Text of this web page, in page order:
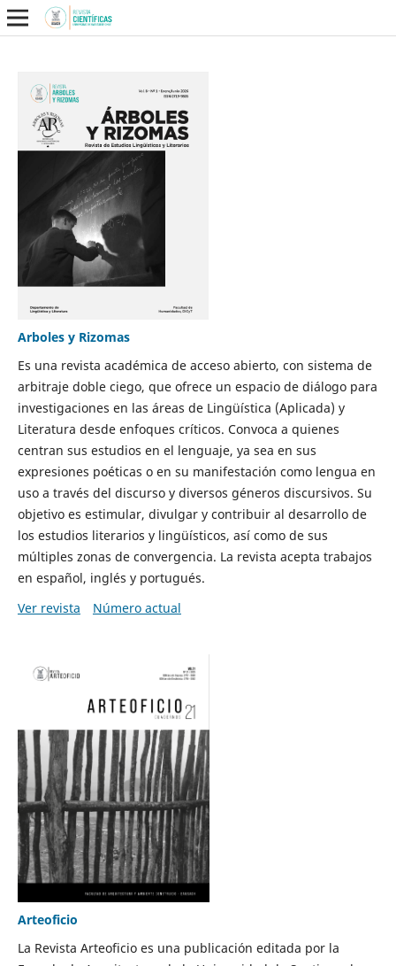
Arboles y Rizomas
Es una revista académica de acceso abierto, con sistema de
arbitraje doble ciego, que ofrece un espacio de diálogo para
investigaciones en las áreas de Lingüística (Aplicada) y
Literatura desde enfoques críticos. Convoca a quienes
centran sus estudios en el lenguaje, ya sea en sus
expresiones poéticas o en su manifestación como lengua en
uso a través del discurso y diversos géneros discursivos. Su
objetivo es estimular, divulgar y contribuir al desarrollo de
los estudios literarios y lingüísticos, así como de sus
múltiples zonas de convergencia. La revista acepta trabajos
en español, inglés y portugués.
Ver revista
Número actual
Arteoficio
La Revista Arteoficio es una publicación editada por la